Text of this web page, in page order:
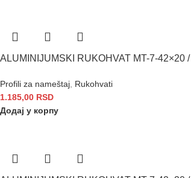
ALUMINIJUMSKI RUKOHVAT MT-7-42×20
Profili za nameštaj Rukohvati
1.185,00 RSD
Додај у корпу